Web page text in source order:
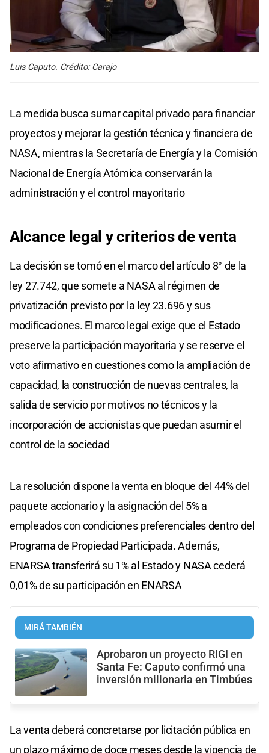
Luis Caputo. Crédito: Carajo
La medida busca sumar capital privado para financiar
proyectos y mejorar la gestión técnica y financiera de
NASA, mientras la Secretaría de Energía y la Comisión
Nacional de Energía Atómica conservarán la
administración y el control mayoritario
Alcance legal y criterios de venta
La decisión se tomó en el marco del artículo 8° de la
ley 27.742, que somete a NASA al régimen de
privatización previsto por la ley 23.696 y sus
modificaciones. El marco legal exige que el Estado
preserve la participación mayoritaria y se reserve el
voto afirmativo en cuestiones como la ampliación de
capacidad, la construcción de nuevas centrales, la
salida de servicio por motivos no técnicos y la
incorporación de accionistas que puedan asumir el
control de la sociedad
La resolución dispone la venta en bloque del 44% del
paquete accionario y la asignación del 5% a
empleados con condiciones preferenciales dentro del
Programa de Propiedad Participada. Además,
ENARSA transferirá su 1% al Estado y NASA cederá
0,01% de su participación en ENARSA
MIRÁ TAMBIÉN
Aprobaron un proyecto RIGI en
Santa Fe: Caputo confirmó una
inversión millonaria en Timbúes
La venta deberá concretarse por licitación pública en
un plazo máximo de doce meses desde la vigencia de